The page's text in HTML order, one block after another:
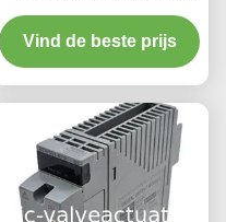
Ingangsmodule | 16-
Kanaals AI
Vind de beste prijs